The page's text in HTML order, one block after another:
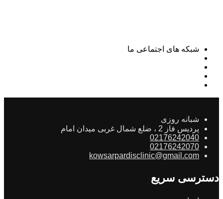
شبکه های اجتماعی ما
شبانه روزی
پردیس فاز 2 ، ضلع شمال غربی میدان امام
02176242040
02176242070
kowsarpardisclinic@gmail.com
دسترسی سریع